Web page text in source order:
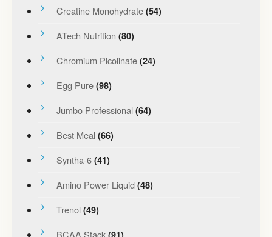
Creatine Monohydrate (54)
ATech Nutrition (80)
Chromium Picolinate (24)
Egg Pure (98)
Jumbo Professional (64)
Best Meal (66)
Syntha-6 (41)
Amino Power Liquid (48)
Trenol (49)
BCAA Stack (91)